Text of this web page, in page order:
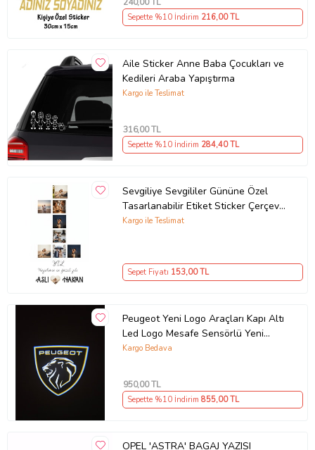
Sepette %10 İndirim 216,00 TL
Aile Sticker Anne Baba Çocukları ve
Kedileri Araba Yapıştırma
Kargo ile Teslimat
316,00 TL
Sepette %10 İndirim 284,40 TL
Sevgiliye Sevgililer Gününe Özel
Tasarlanabilir Etiket Sticker Çerçeve
ve Tablo Uygun (Parlak Beyaz)
Kargo ile Teslimat
Sepet Fiyatı 153,00 TL
Peugeot Yeni Logo Araçları Kapı Altı
Led Logo Mesafe Sensörlü Yeni
Nesil 2 ADET
Kargo Bedava
950,00 TL
Sepette %10 İndirim 855,00 TL
OPEL 'ASTRA' BAGAJ YAZISI